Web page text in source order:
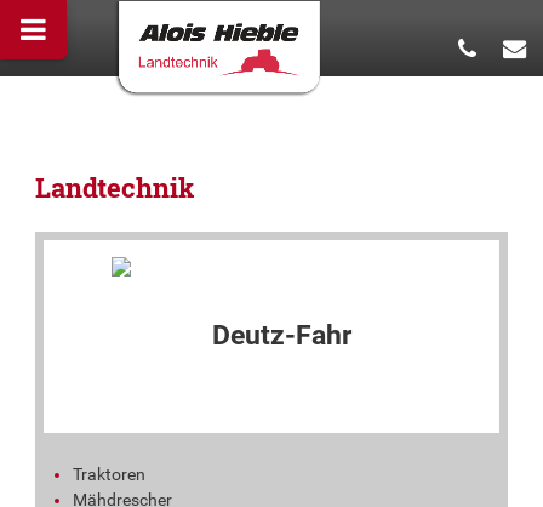
Landtechnik
Traktoren
Mähdrescher